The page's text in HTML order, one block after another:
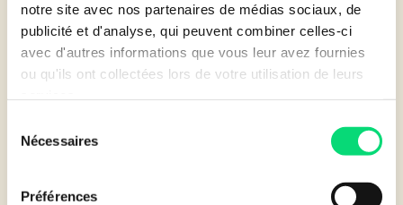
notre site avec nos partenaires de médias sociaux, de
publicité et d'analyse, qui peuvent combiner celles-ci
avec d'autres informations que vous leur avez fournies
ou qu'ils ont collectées lors de votre utilisation de leurs
Nécessaires
Préférences
Témoignage de Thierry Grillot, Directeur de LBC,
décryptage des objections commerciales avec Gilles
Fontaine et Raphaël Caliandro le 17 juin 2025 à 14h15 –
Live de 30 minutes
COMPLET